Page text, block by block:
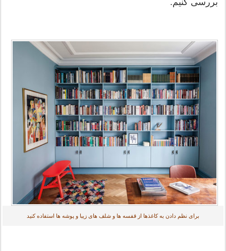
بررسی کنیم.
برای نظم دادن به کاغذها از قفسه ها و شلف های زیبا و پوشه ها استفاده کنید